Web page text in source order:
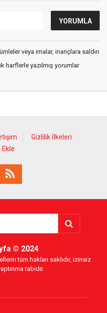
veya imalar, inançlara saldırı
harflerle yazılmış yorumlar
Gizlilik İlkeleri
© 2024
tüm hakları saklıdır, izinsiz
tabidir.